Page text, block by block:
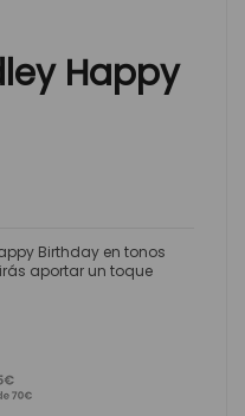
Happy
Birthday en tonos
aportar un toque